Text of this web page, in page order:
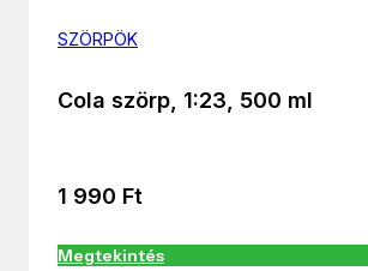
SZÖRPÖK
Cola szörp, 1:23, 500 ml
1 990 Ft
Megtekintés